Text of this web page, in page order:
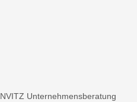
Unternehmensberatung